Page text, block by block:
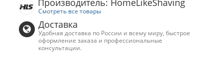
Производитель: HomeLikeShaving
Смотреть все товары
Доставка
Удобная доставка по России и всему миру, быстрое
оформление заказа и профессиональные
консультации.